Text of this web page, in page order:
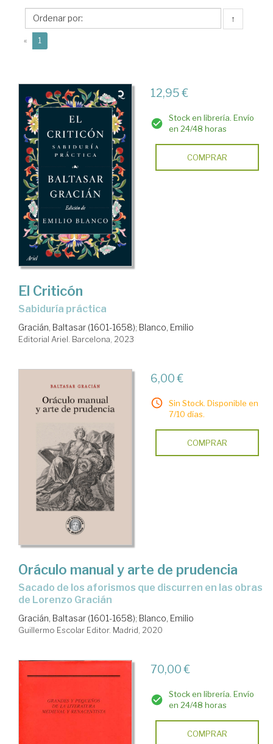
↑
« 1
12,95 €
Stock en librería. Envío
en 24/48 horas
COMPRAR
El Criticón
sabiduría práctica
Gracián, Baltasar (1601-1658); Blanco, Emilio
Editorial Ariel. Barcelona, 2023
6,00 €
Sin Stock. Disponible en
7/10 días.
COMPRAR
Oráculo manual y arte de prudencia
sacado de los aforismos que discurren en las obras
de Lorenzo Gracián
Gracián, Baltasar (1601-1658); Blanco, Emilio
Guillermo Escolar Editor. Madrid, 2020
70,00 €
Stock en librería. Envío
en 24/48 horas
COMPRAR